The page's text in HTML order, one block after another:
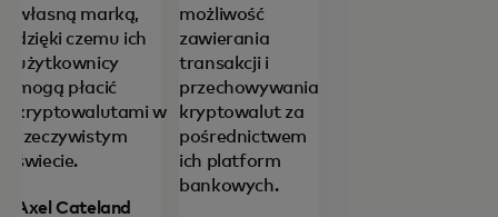
własną marką,
dzięki czemu ich
użytkownicy
mogą płacić
kryptowalutami w
rzeczywistym
świecie.
Axel Cateland
możliwość
zawierania
transakcji i
przechowywania
kryptowalut za
pośrednictwem
ich platform
bankowych.